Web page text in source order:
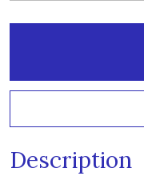
Description